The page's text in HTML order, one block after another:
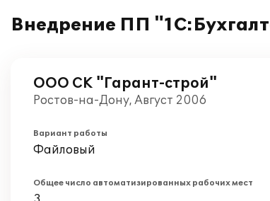
Внедрение ПП
ООО СК "Гарант-строй"
Ростов-на-Дону, Август 2006
Вариант работы
Файловый
Общее число автоматизированных рабочих мест